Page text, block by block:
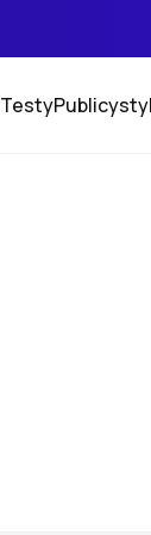
Testy